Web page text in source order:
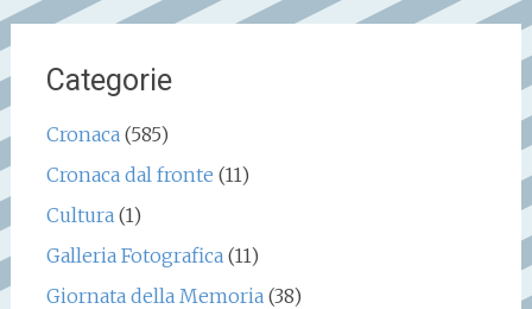
Categorie
Cronaca (585)
Cronaca dal fronte (11)
Cultura (1)
Galleria Fotografica (11)
Giornata della Memoria (38)